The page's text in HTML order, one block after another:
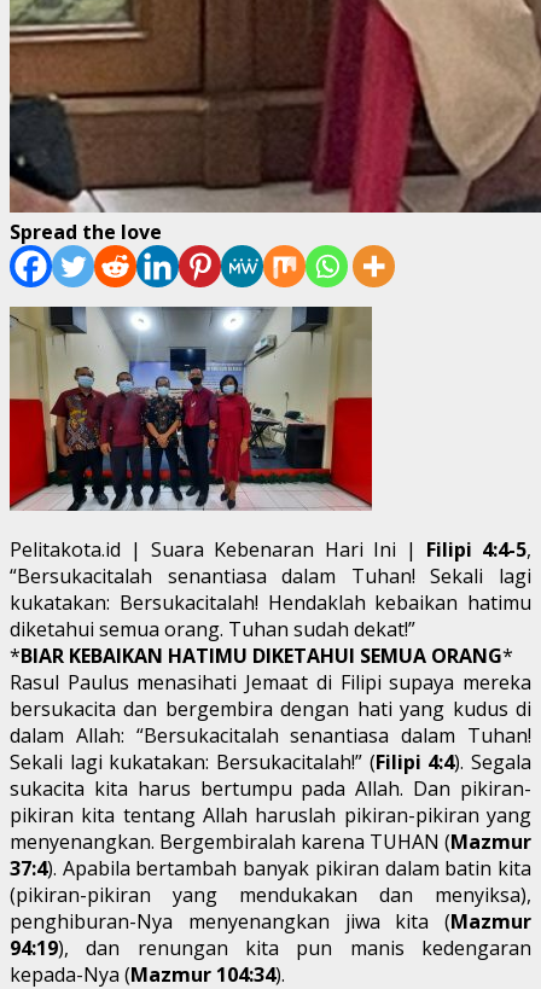
Spread the love
Pelitakota.id | Suara Kebenaran Hari Ini | Filipi 4:4-5,
“Bersukacitalah senantiasa dalam Tuhan! Sekali lagi
kukatakan: Bersukacitalah! Hendaklah kebaikan hatimu
diketahui semua orang. Tuhan sudah dekat!”
*BIAR KEBAIKAN HATIMU DIKETAHUI SEMUA ORANG*
Rasul Paulus menasihati Jemaat di Filipi supaya mereka
bersukacita dan bergembira dengan hati yang kudus di
dalam Allah: “Bersukacitalah senantiasa dalam Tuhan!
Sekali lagi kukatakan: Bersukacitalah!” (Filipi 4:4). Segala
sukacita kita harus bertumpu pada Allah. Dan pikiran-
pikiran kita tentang Allah haruslah pikiran-pikiran yang
menyenangkan. Bergembiralah karena TUHAN (Mazmur
37:4). Apabila bertambah banyak pikiran dalam batin kita
(pikiran-pikiran yang mendukakan dan menyiksa),
penghiburan-Nya menyenangkan jiwa kita (Mazmur
94:19), dan renungan kita pun manis kedengaran
kepada-Nya (Mazmur 104:34).